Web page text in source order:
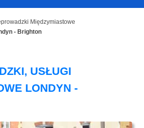
Międzymiastowe
- Brighton
USŁUGI
LONDYN -